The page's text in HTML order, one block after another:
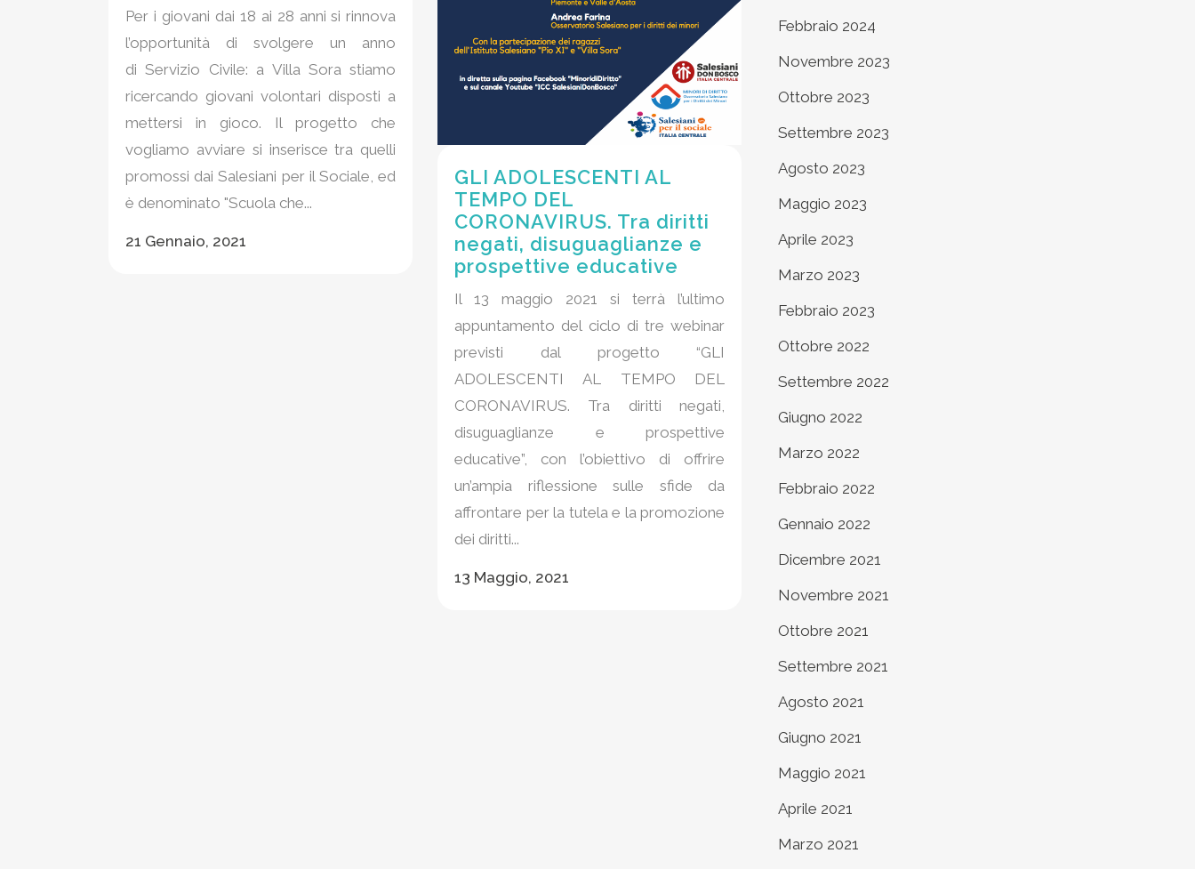
GLI ADOLESCENTI AL
TEMPO DEL
CORONAVIRUS. Tra diritti
negati, disuguaglianze e
prospettive educative
Il 13 maggio 2021 si terrà l’ultimo
appuntamento del ciclo di tre webinar
previsti dal progetto “GLI
ADOLESCENTI AL TEMPO DEL
CORONAVIRUS. Tra diritti negati,
disuguaglianze e prospettive
educative”, con l’obiettivo di offrire
un’ampia riflessione sulle sfide da
affrontare per la tutela e la promozione
dei diritti...
13 Maggio, 2021
Per i giovani dai 18 ai 28 anni si rinnova
l’opportunità di svolgere un anno
di Servizio Civile: a Villa Sora stiamo
ricercando giovani volontari disposti a
mettersi in gioco. Il progetto che
vogliamo avviare si inserisce tra quelli
promossi dai Salesiani per il Sociale, ed
è denominato "Scuola che...
21 Gennaio, 2021
Febbraio 2024
Novembre 2023
Ottobre 2023
Settembre 2023
Agosto 2023
Maggio 2023
Aprile 2023
Marzo 2023
Febbraio 2023
Ottobre 2022
Settembre 2022
Giugno 2022
Marzo 2022
Febbraio 2022
Gennaio 2022
Dicembre 2021
Novembre 2021
Ottobre 2021
Settembre 2021
Agosto 2021
Giugno 2021
Maggio 2021
Aprile 2021
Marzo 2021